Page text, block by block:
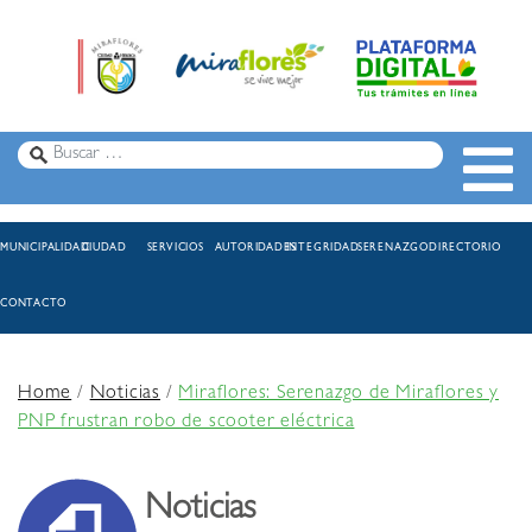
MUNICIPALIDADCIUDAD SERVICIOS AUTORIDADESINTEGRIDADSERENAZGODIRECTORIO
CONTACTO
Home/Noticias /Miraflores: Serenazgo de Miraflores y
PNP frustran robo de scooter eléctrica
Noticias